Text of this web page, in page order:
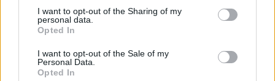
I want to opt-out of the Sharing of my
personal data.
Opted In
I want to opt-out of the Sale of my
Personal Data.
Opted In
το ανέφερε, ωστόσο δεν σήμανε
του ο 59χρονος σταθμάρχης της